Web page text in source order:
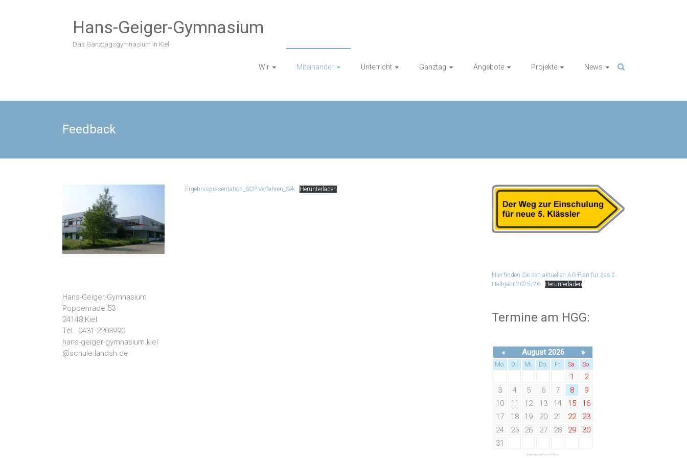
Hans-Geiger-Gymnasium
Das Ganztagsgymnasium in Kiel
Wir Miteinander Unterricht Ganztag Angebote Projekte News
Feedback
Ergebnispräsentation_SCP-Verfahren_Sek Herunterladen
Hans-Geiger-Gymnasium
Poppenrade 53
24148 Kiel
Tel.: 0431-2203990
hans-geiger-gymnasium.kiel
@schule.landsh.de
Hier finden Sie den aktuellen AG-Plan für das 2.
Halbjahr 2025/26
Herunterladen
Termine am HGG:
« August 2026 »
Mo. Di. Mi. Do. Fr. Sa. So.
1
2
3
4 5 6 7 8
9
10
11 12 13 14 15
16
17
18 19 20 21 22
23
24
25 26 27 28 29
30
31
Kalender vonKieran O'Shea